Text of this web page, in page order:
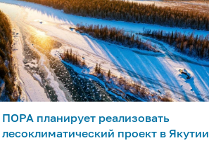
ПОРА планирует реализовать
лесоклиматический проект в Якутии